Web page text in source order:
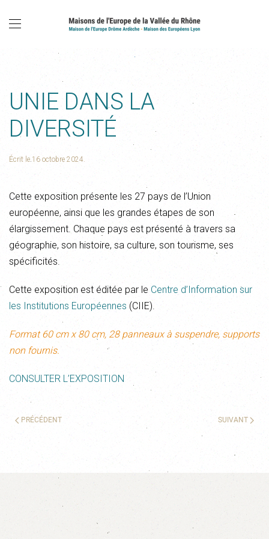
UNIE DANS LA
DIVERSITÉ
Écrit le16 octobre 2024.
Cette exposition présente les 27 pays de l’Union
européenne, ainsi que les grandes étapes de son
élargissement. Chaque pays est présenté à travers sa
géographie, son histoire, sa culture, son tourisme, ses
spécificités.
Cette exposition est éditée par le Centre d’Information sur
les Institutions Européennes (CIIE).
Format 60 cm x 80 cm, 28 panneaux à suspendre, supports
non fournis.
CONSULTER L’EXPOSITION
PRÉCÉDENT SUIVANT